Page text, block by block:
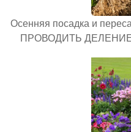
Осенняя посадка и
ПРОВОДИТЬ